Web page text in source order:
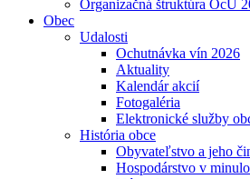
Organizačná štruktúra OcÚ
Obec
Udalosti
Ochutnávka vín 2026
Aktuality
Kalendár akcií
Fotogaléria
Elektronické služby
História obce
Obyvateľstvo a jeho
Hospodárstvo v